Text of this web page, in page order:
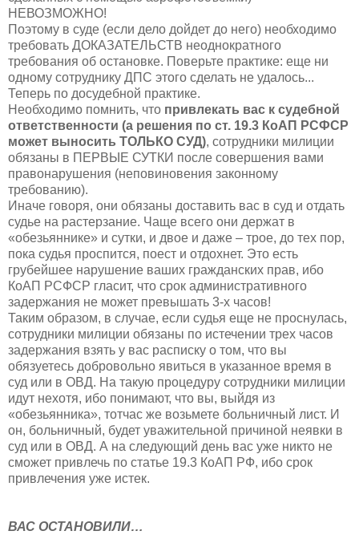
НЕВОЗМОЖНО!
Поэтому в суде (если дело дойдет до него) необходимо
требовать ДОКАЗАТЕЛЬСТВ неоднократного
требования об остановке. Поверьте практике: еще ни
одному сотруднику ДПС этого сделать не удалось...
Теперь по досудебной практике.
Необходимо помнить, что привлекать вас к судебной
ответственности (а решения по ст. 19.3 КоАП РСФСР
может выносить ТОЛЬКО СУД), сотрудники милиции
обязаны в ПЕРВЫЕ СУТКИ после совершения вами
правонарушения (неповиновения законному
требованию).
Иначе говоря, они обязаны доставить вас в суд и отдать
судье на растерзание. Чаще всего они держат в
«обезьяннике» и сутки, и двое и даже – трое, до тех пор,
пока судья проспится, поест и отдохнет. Это есть
грубейшее нарушение ваших гражданских прав, ибо
КоАП РСФСР гласит, что срок административного
задержания не может превышать 3-х часов!
Таким образом, в случае, если судья еще не проснулась,
сотрудники милиции обязаны по истечении трех часов
задержания взять у вас расписку о том, что вы
обязуетесь добровольно явиться в указанное время в
суд или в ОВД. На такую процедуру сотрудники милиции
идут нехотя, ибо понимают, что вы, выйдя из
«обезьянника», тотчас же возьмете больничный лист. И
он, больничный, будет уважительной причиной неявки в
суд или в ОВД. А на следующий день вас уже никто не
сможет привлечь по статье 19.3 КоАП РФ, ибо срок
привлечения уже истек.
ВАС ОСТАНОВИЛИ…